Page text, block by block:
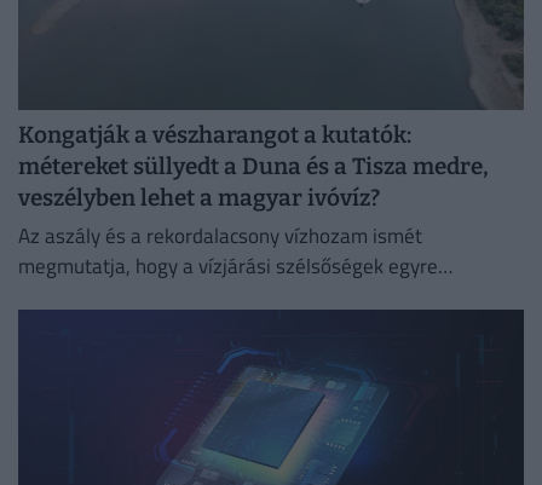
Kongatják a vészharangot a kutatók:
métereket süllyedt a Duna és a Tisza medre,
veszélyben lehet a magyar ivóvíz?
Az aszály és a rekordalacsony vízhozam ismét
megmutatja, hogy a vízjárási szélsőségek egyre